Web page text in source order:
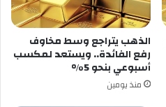
الذهب يتراجع وسط مخاوف
رفع الفائدة.. ويستعد لمكسب
أسبوعي بنحو 5%
منذ يومين